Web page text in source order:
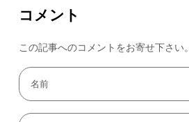
コメント
この記事へのコメントをお寄せ下さい。